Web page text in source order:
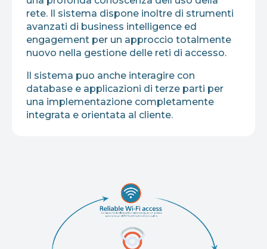
rete. Il sistema dispone inoltre di strumenti
avanzati di business intelligence ed
engagement per un approccio totalmente
nuovo nella gestione delle reti di accesso.
Il sistema puo anche interagire con
database e applicazioni di terze parti per
una implementazione completamente
integrata e orientata al cliente.